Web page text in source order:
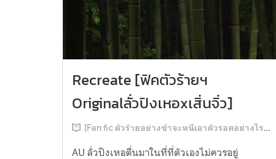
Recreate [ฟิคตัวร้ายฯ
Originalลั่วปิงเหอxเสิ่นจิ่ว]
[Fan fic ตัวร้ายอย่างข้าจะหนีเอาตัวรอดอย่างไรดี]
AU ลั่วปิงเหอตื่นมาในที่ที่ตัวเองไม่ควรอยู่